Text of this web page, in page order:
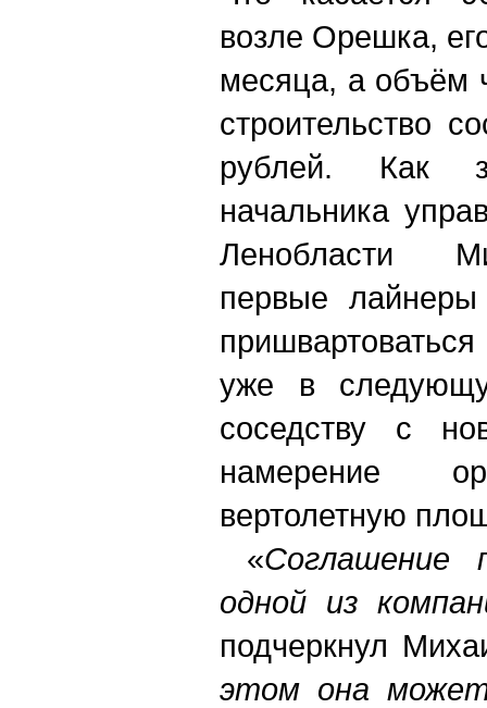
возле Орешка,
месяца, а объём
строительство
рублей. Как
начальника
Ленобласти
первые
уже в
соседству с
намерение
вертолетную
«Соглашение
одной из
подчеркнул
этом она может